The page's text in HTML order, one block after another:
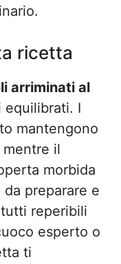
ricetta
arriminati al
equilibrati. I
mantengono
il
morbida
preparare e
reperibili
esperto o
ti